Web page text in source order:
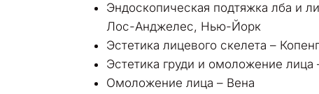
Эндоскопическая подтяжка лба и
Лос-Анджелес, Нью-Йорк
Эстетика лицевого скелета –
Эстетика груди и омоложение
Омоложение лица – Вена